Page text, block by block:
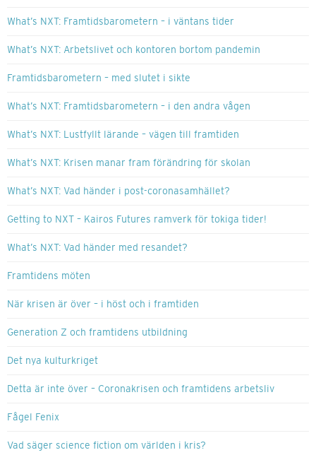
What’s NXT: Framtidsbarometern – i väntans tider
What’s NXT: Arbetslivet och kontoren bortom pandemin
Framtidsbarometern – med slutet i sikte
What’s NXT: Framtidsbarometern – i den andra vågen
What’s NXT: Lustfyllt lärande – vägen till framtiden
What’s NXT: Krisen manar fram förändring för skolan
What’s NXT: Vad händer i post-coronasamhället?
Getting to NXT – Kairos Futures ramverk för tokiga tider!
What’s NXT: Vad händer med resandet?
Framtidens möten
När krisen är över – i höst och i framtiden
Generation Z och framtidens utbildning
Det nya kulturkriget
Detta är inte över – Coronakrisen och framtidens arbetsliv
Fågel Fenix
Vad säger science fiction om världen i kris?